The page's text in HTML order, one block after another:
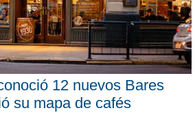
12 nuevos Bares
su mapa de cafés